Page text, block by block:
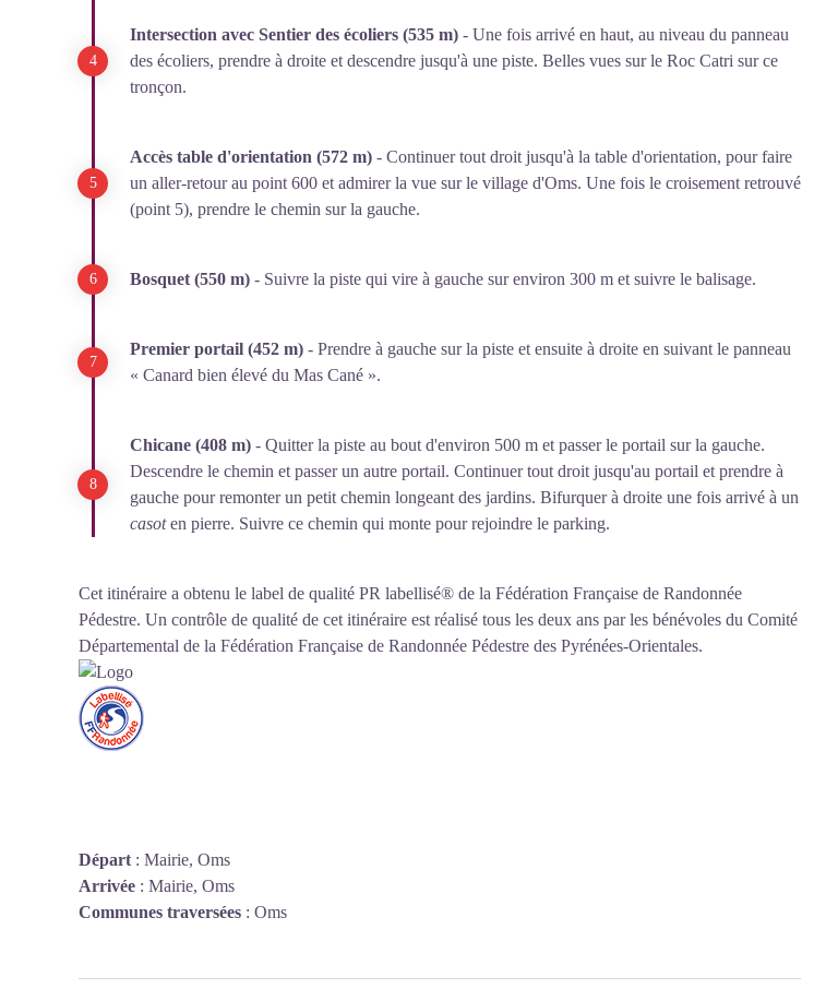
Intersection avec Sentier des écoliers (535 m) - Une fois arrivé en haut, au niveau du panneau
des écoliers, prendre à droite et descendre jusqu'à une piste. Belles vues sur le Roc Catri sur ce
tronçon.
Accès table d'orientation (572 m) - Continuer tout droit jusqu'à la table d'orientation, pour faire
un aller-retour au point 600 et admirer la vue sur le village d'Oms. Une fois le croisement retrouvé
(point 5), prendre le chemin sur la gauche.
Bosquet (550 m) - Suivre la piste qui vire à gauche sur environ 300 m et suivre le balisage.
Premier portail (452 m) - Prendre à gauche sur la piste et ensuite à droite en suivant le panneau
« Canard bien élevé du Mas Cané ».
Chicane (408 m) - Quitter la piste au bout d'environ 500 m et passer le portail sur la gauche.
Descendre le chemin et passer un autre portail. Continuer tout droit jusqu'au portail et prendre à
gauche pour remonter un petit chemin longeant des jardins. Bifurquer à droite une fois arrivé à un
casoten pierre. Suivre ce chemin qui monte pour rejoindre le parking.
Cet itinéraire a obtenu le label de qualité PR labellisé® de la Fédération Française de Randonnée
Pédestre. Un contrôle de qualité de cet itinéraire est réalisé tous les deux ans par les bénévoles du Comité
Départemental de la Fédération Française de Randonnée Pédestre des Pyrénées-Orientales.
Départ : Mairie, Oms
Arrivée : Mairie, Oms
Communes traversées : Oms